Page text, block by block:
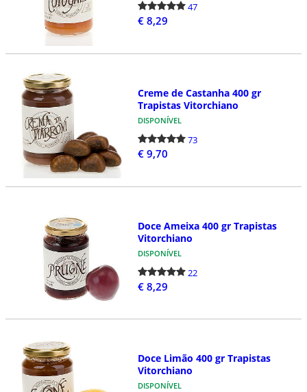
47
€ 8,29
Creme de Castanha 400 gr
Trapistas Vitorchiano
DISPONÍVEL
73
€ 9,70
Doce Ameixa 400 gr Trapistas
Vitorchiano
DISPONÍVEL
22
€ 8,29
Doce Limão 400 gr Trapistas
Vitorchiano
DISPONÍVEL